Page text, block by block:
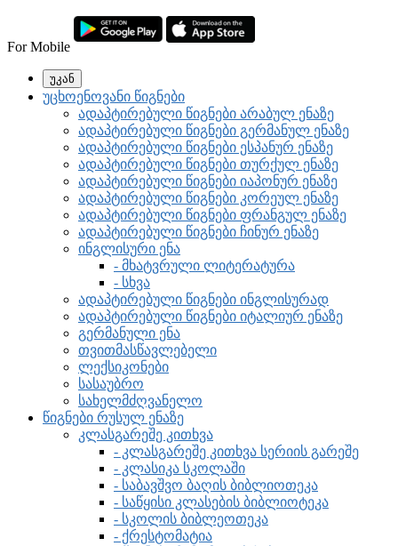
For Mobile
უკან
უცხოენოვანი წიგნები
ადაპტირებული წიგნები არაბულ ენაზე
ადაპტირებული წიგნები გერმანულ ენაზე
ადაპტირებული წიგნები ესპანურ ენაზე
ადაპტირებული წიგნები თურქულ ენაზე
ადაპტირებული წიგნები იაპონურ ენაზე
ადაპტირებული წიგნები კორეულ ენაზე
ადაპტირებული წიგნები ფრანგულ ენაზე
ადაპტირებული წიგნები ჩინურ ენაზე
ინგლისური ენა
- მხატვრული ლიტერატურა
- სხვა
ადაპტირებული წიგნები ინგლისურად
ადაპტირებული წიგნები იტალიურ ენაზე
გერმანული ენა
თვითმასწავლებელი
ლექსიკონები
სასაუბრო
სახელმძღვანელო
წიგნები რუსულ ენაზე
კლასგარეშე კითხვა
- კლასგარეშე კითხვა სერიის გარეშე
- კლასიკა სკოლაში
- საბავშვო ბაღის ბიბლიოთეკა
- საწყისი კლასების ბიბლიოტეკა
- სკოლის ბიბლეოთეკა
- ქრესტომატია